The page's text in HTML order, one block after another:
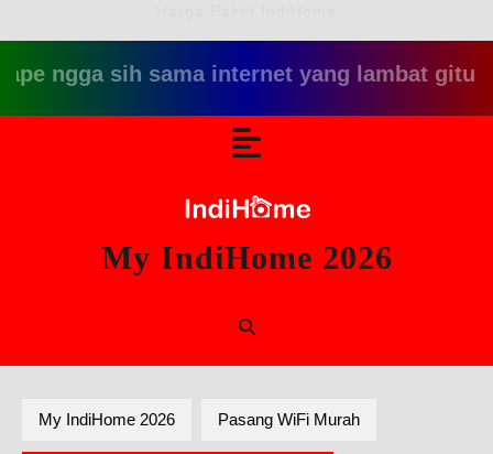
sih sama internet yang lambat gitu gitu
My IndiHome 2026
My IndiHome 2026 Pasang WiFi Murah